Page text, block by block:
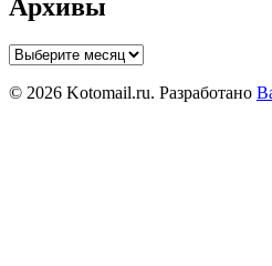
Архивы
Архивы
© 2026 Kotomail.ru. Разработано